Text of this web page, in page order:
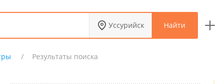
Уссурийск Найти
Результаты поиска